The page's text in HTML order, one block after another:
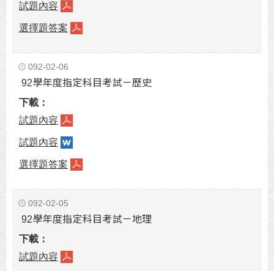
試題內容
選擇題答案
092-02-06
92學年度指定科目考試－歷史
試題內容
試題內容
選擇題答案
092-02-05
92學年度指定科目考試－地理
試題內容